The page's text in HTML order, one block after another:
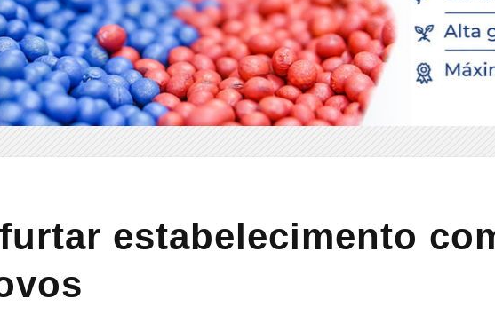
estabelecimento